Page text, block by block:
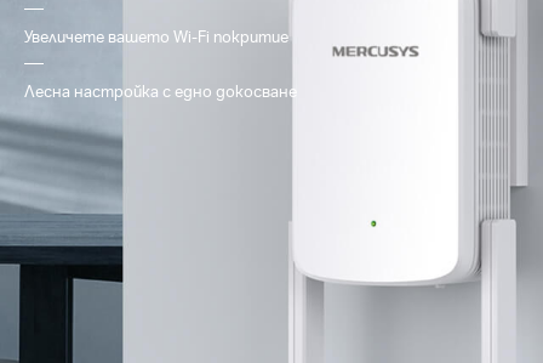
Увеличете вашето Wi-Fi покритие
Лесна настройка с едно докосване